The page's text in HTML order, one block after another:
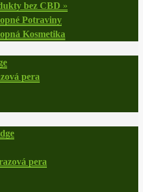
bez CBD »
Potraviny
Kosmetika
pera
pera